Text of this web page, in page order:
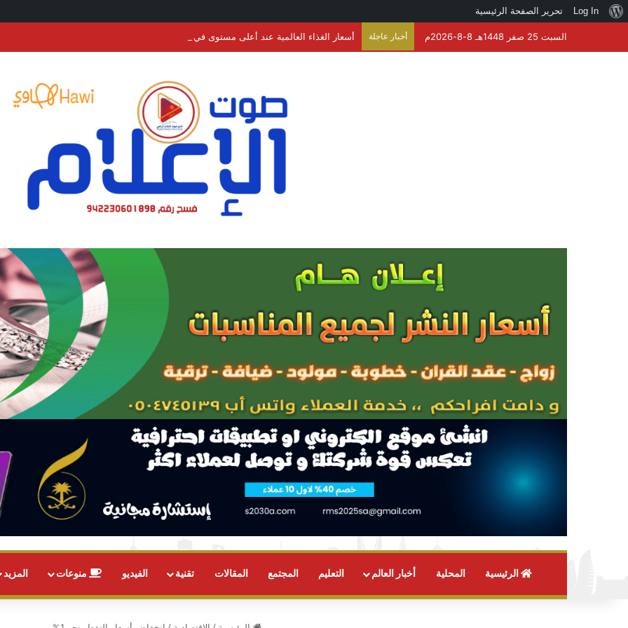
نبذة
ووردبريس
Log In تحرير الصفحة الرئيسية
السبت 25 صفر 1448هـ 8-8-2026م أخبار عاجلة أسعار الغذاء العالمية عند أعلى مستوى في أكثر من 3 سنوات.. الحبوب والسكر والزيوت النباتية تقود الارتفاع
الرئيسية المحلية أخبار العالم التعليم المجتمع المقالات تقنية الفيديو منوعات المزيد